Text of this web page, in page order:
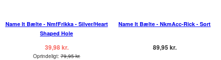
Name It Bælte - NmfFrikka - Silver/Heart
Shaped Hole
39,98 kr.
Oprindeligt:79,95 kr.
Name It Bælte - NkmAcc-Rick - Sort
89,95 kr.